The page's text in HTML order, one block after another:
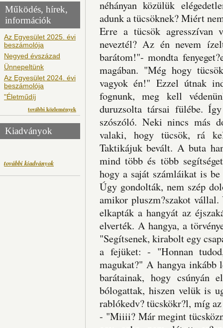
Működés, hírek,
információk
Az Egyesület 2025. évi
beszámolója
Negyed évszázad
Ünnepeltünk
Az Egyesület 2024. évi
beszámolója
"Életműdíj
további közlemények
Kiadványok
további kiadványok
néhányan közülük
adunk a tücsöknek? Miért
Erre a tücsök agresszívan
neveztél? Az én nevem
barátom!"- mondta
magában. "Még hogy
vagyok én!" Ezzel útnak
fognunk, meg kell
duruzsolta társai fülébe.
szószóló. Neki nincs más
valaki, hogy tücsök, rá
Taktikájuk bevált. A buta
mind több és több
hogy a saját számláikat is
Úgy gondolták, nem szép
amikor pluszm?szakot
elkapták a hangyát az
elverték. A hangya, a
"Segítsenek, kirabolt egy
a fejüket: - "Honnan
magukat?" A hangya inkább
barátainak, hogy csúnyán
bólogattak, hiszen velük is
rablókedv? tücskökr?l, míg
- "Miiii? Már megint